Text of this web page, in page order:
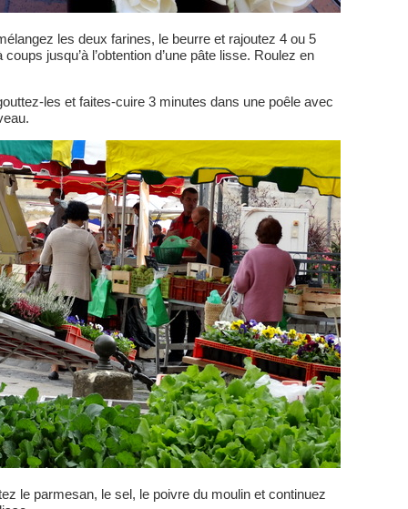
les deux farines, le beurre et rajoutez 4 ou 5
jusqu’à l’obtention d’une pâte lisse. Roulez en
les et faites-cuire 3 minutes dans une poêle avec
le parmesan, le sel, le poivre du moulin et continuez